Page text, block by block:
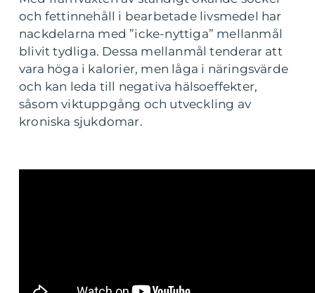
och fettinnehåll i bearbetade livsmedel har
nackdelarna med ”icke-nyttiga” mellanmål
blivit tydliga. Dessa mellanmål tenderar att
vara höga i kalorier, men låga i näringsvärde
och kan leda till negativa hälsoeffekter,
såsom viktuppgång och utveckling av
kroniska sjukdomar.